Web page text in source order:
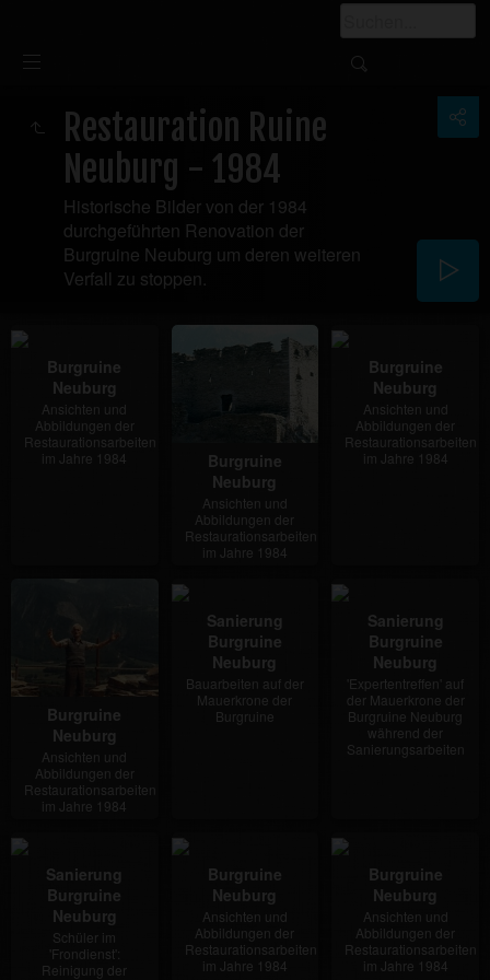
Restauration Ruine
Neuburg - 1984
Historische Bilder von der 1984
durchgeführten Renovation der
Burgruine Neuburg um deren weiteren
Verfall zu stoppen.
Burgruine
Neuburg
Ansichten und
Abbildungen der
Restaurationsarbeiten
im Jahre 1984
Burgruine
Neuburg
Ansichten und
Abbildungen der
Restaurationsarbeiten
im Jahre 1984
Burgruine
Neuburg
Ansichten und
Abbildungen der
Restaurationsarbeiten
im Jahre 1984
Burgruine
Neuburg
Ansichten und
Abbildungen der
Restaurationsarbeiten
im Jahre 1984
Sanierung
Burgruine
Neuburg
Bauarbeiten auf der
Mauerkrone der
Burgruine
Sanierung
Burgruine
Neuburg
'Expertentreffen' auf
der Mauerkrone der
Burgruine Neuburg
während der
Sanierungsarbeiten
Sanierung
Burgruine
Neuburg
Schüler im
'Frondienst':
Reinigung der
Burgruine
Neuburg
Ansichten und
Abbildungen der
Restaurationsarbeiten
im Jahre 1984
Burgruine
Neuburg
Ansichten und
Abbildungen der
Restaurationsarbeiten
im Jahre 1984